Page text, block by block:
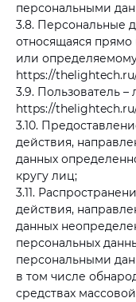
персональными
3.8. Персональные
относящаяся
или
https://
3.9. Пользователь
https://
3.10.
действия,
данных
кругу лиц;
3.11.
действия,
данных
персональных
персональными
в том числе
средствах